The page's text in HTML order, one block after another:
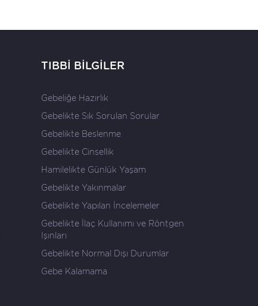
TIBBİ BİLGİLER
Gebeliğe Hazırlık
Gebelikte Sık Sorulan Sorular
Gebelikte Beslenme
Gebelikte Cinsellik
Hamilelikte Günlük Yaşam
Gebelikte Yakınmalar
Gebelikte Yapılan İncelemeler
Gebelikte İlaç Kullanımı ve Röntgen
Işınları
Gebelikte Normal Dışı Durumlar
Gebe Kalamama